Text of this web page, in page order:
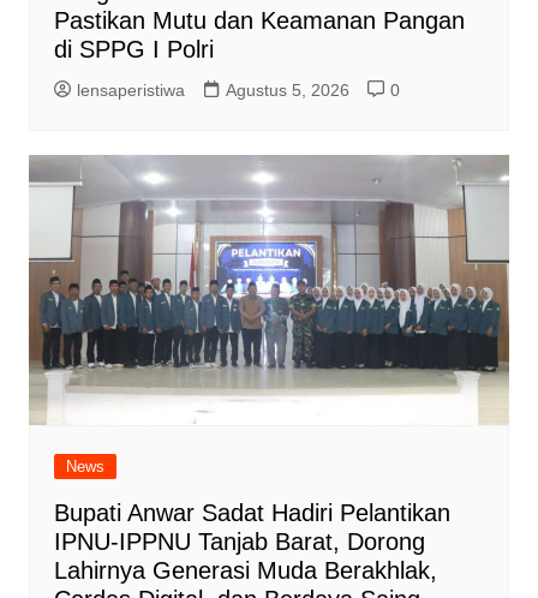
Pastikan Mutu dan Keamanan Pangan
di SPPG I Polri
lensaperistiwa Agustus 5, 2026 0
News
Bupati Anwar Sadat Hadiri Pelantikan
IPNU-IPPNU Tanjab Barat, Dorong
Lahirnya Generasi Muda Berakhlak,